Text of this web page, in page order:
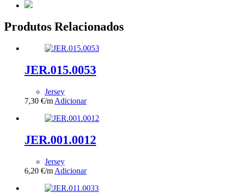
Produtos Relacionados
JER.015.0053
Jersey
7,30 €/m Adicionar
JER.001.0012
Jersey
6,20 €/m Adicionar